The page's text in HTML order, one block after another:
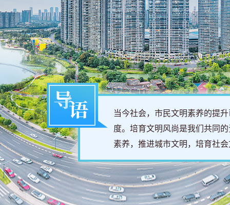
当今社会，市民文明素养的提
度。培育文明风尚是我们共同
素养，推进城市文明，培育社